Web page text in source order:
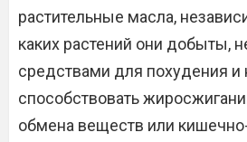
растительные масла,
каких растений они добыты,
средствами для похудения и
способствовать
обмена веществ или